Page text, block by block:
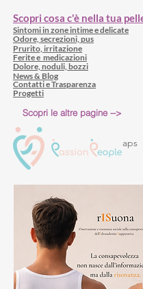
Scopri cosa c'è nella tua
Sintomi in zone intime e delicate
Odore, secrezioni, pus
Prurito, irritazione
Ferite e medicazioni
Dolore, noduli, bozzi
Progetti
News & Blog
Contatti e Trasparenza
aps
Scopri le altre pagine -->